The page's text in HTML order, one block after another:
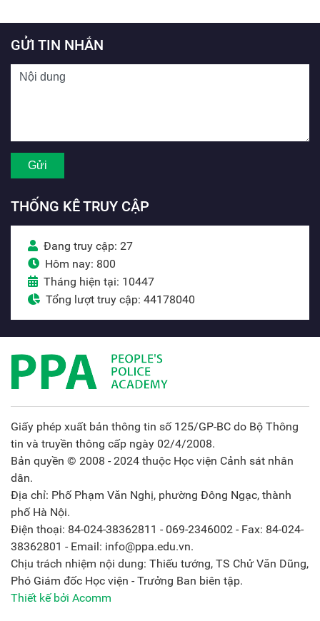
GỬI TIN NHẮN
THỐNG KÊ TRUY CẬP
Đang truy cập: 27
Hôm nay: 800
Tháng hiện tại: 10447
Tổng lượt truy cập: 44178040
Giấy phép xuất bản thông tin số 125/GP-BC do Bộ Thông
tin và truyền thông cấp ngày 02/4/2008.
Bản quyền © 2008 - 2024 thuộc Học viện Cảnh sát nhân
dân.
Địa chỉ: Phố Phạm Văn Nghị, phường Đông Ngạc, thành
phố Hà Nội.
Điện thoại: 84-024-38362811 - 069-2346002 - Fax: 84-024-
38362801 - Email: info@ppa.edu.vn.
Chịu trách nhiệm nội dung: Thiếu tướng, TS Chử Văn Dũng,
Phó Giám đốc Học viện - Trưởng Ban biên tập.
Thiết kế bởi Acomm